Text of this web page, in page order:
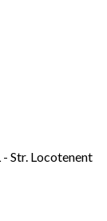
- Str. Locotenent